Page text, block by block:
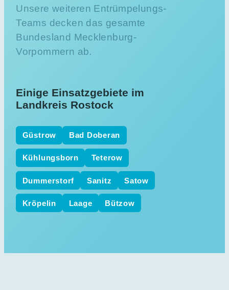
Unsere weiteren Entrümpelungs-
Teams decken das gesamte
Bundesland Mecklenburg-
Vorpommern ab.
Einige Einsatzgebiete im
Landkreis Rostock
Güstrow Bad Doberan
Kühlungsborn Teterow
Dummerstorf Sanitz Satow
Kröpelin Laage Bützow